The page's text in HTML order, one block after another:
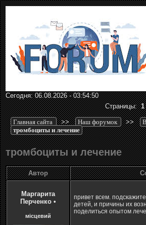
Сегодня: 06.08.2026 - 03:54:50
Страницы:1
Главная сайта >> Наш форумок >>
тромбоциты и лечение
тромбоциты и лечение
Автор
Маргарита
Перченко •
місцевий
привет всем.
детей, и причины их
поделиться опытом